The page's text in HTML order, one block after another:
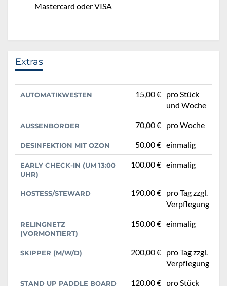
Mastercard oder VISA
Extras
AUTOMATIKWESTEN 15,00 € pro Stück
und Woche
AUSSENBORDER 70,00 € pro Woche
DESINFEKTION MIT OZON 50,00 € einmalig
EARLY CHECK-IN (UM 13:00
UHR)
100,00 € einmalig
HOSTESS/STEWARD 190,00 € pro Tag zzgl.
Verpflegung
RELINGNETZ
(VORMONTIERT)
150,00 € einmalig
SKIPPER (M/W/D) 200,00 € pro Tag zzgl.
Verpflegung
STAND UP PADDLE BOARD 120,00 € pro Stück